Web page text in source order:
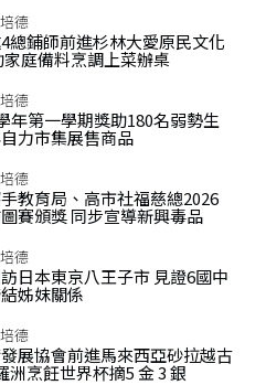
德
總鋪師前進杉林大愛原民文化
庭備料烹調上菜辦桌
德
年第一學期獎助180名弱勢生
力市集展售商品
德
教育局、高市社福慈總2026
賽頒獎 同步宣導新興毒品
德
日本東京八王子市 見證6國中
姊妺關係
德
展協會前進馬來西亞砂拉越古
洲烹飪世界杯摘5 金 3 銀